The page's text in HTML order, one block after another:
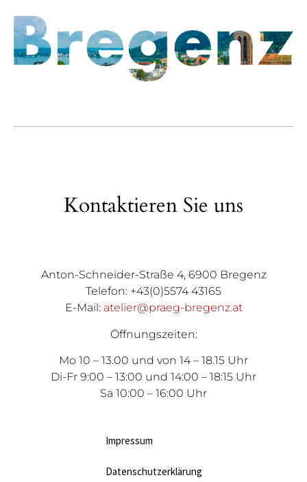
Kontaktieren Sie uns
Anton-Schneider-Straße 4, 6900 Bregenz
Telefon: +43(0)5574 43165
E-Mail: atelier@praeg-bregenz.at
Öffnungszeiten:
Mo 10 – 13.00 und von 14 – 18.15 Uhr
Di-Fr 9:00 – 13:00 und 14:00 – 18:15 Uhr
Sa 10:00 – 16:00 Uhr
Impressum
Datenschutzerklärung